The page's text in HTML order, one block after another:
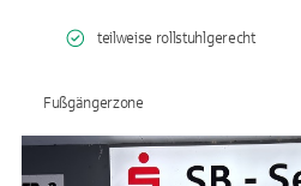
teilweise rollstuhlgerecht
Fußgängerzone